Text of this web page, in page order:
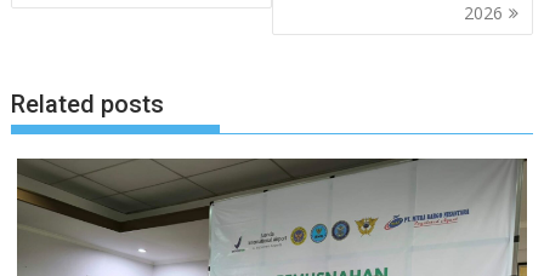
2026
Related posts